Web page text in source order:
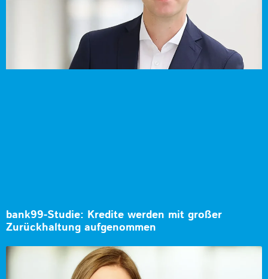
bank99-Studie: Kredite werden mit großer
Zurückhaltung aufgenommen